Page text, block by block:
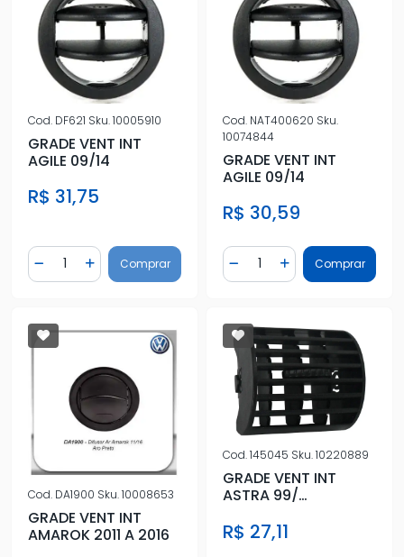
Cod. DF621 Sku.10005910
GRADE VENT INT
AGILE 09/14
R$ 31,75
Diminuir Quantidade
Quantidade
Adicionar Quantidade
Comprar
Cod. NAT400620 Sku.
10074844
GRADE VENT INT
AGILE 09/14
R$ 30,59
Diminuir Quantidade
Quantidade
AdicionarComprar
Cod. DA1900 Sku.10008653
GRADE VENT INT
AMAROK 2011 A 2016
Cod.145045 Sku.10220889
GRADE VENT INT
ASTRA 99/
R$ 27,11